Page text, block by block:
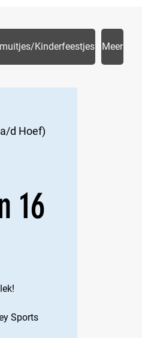
Kinderfeestjes Meer
d Hoef)
16
Sports